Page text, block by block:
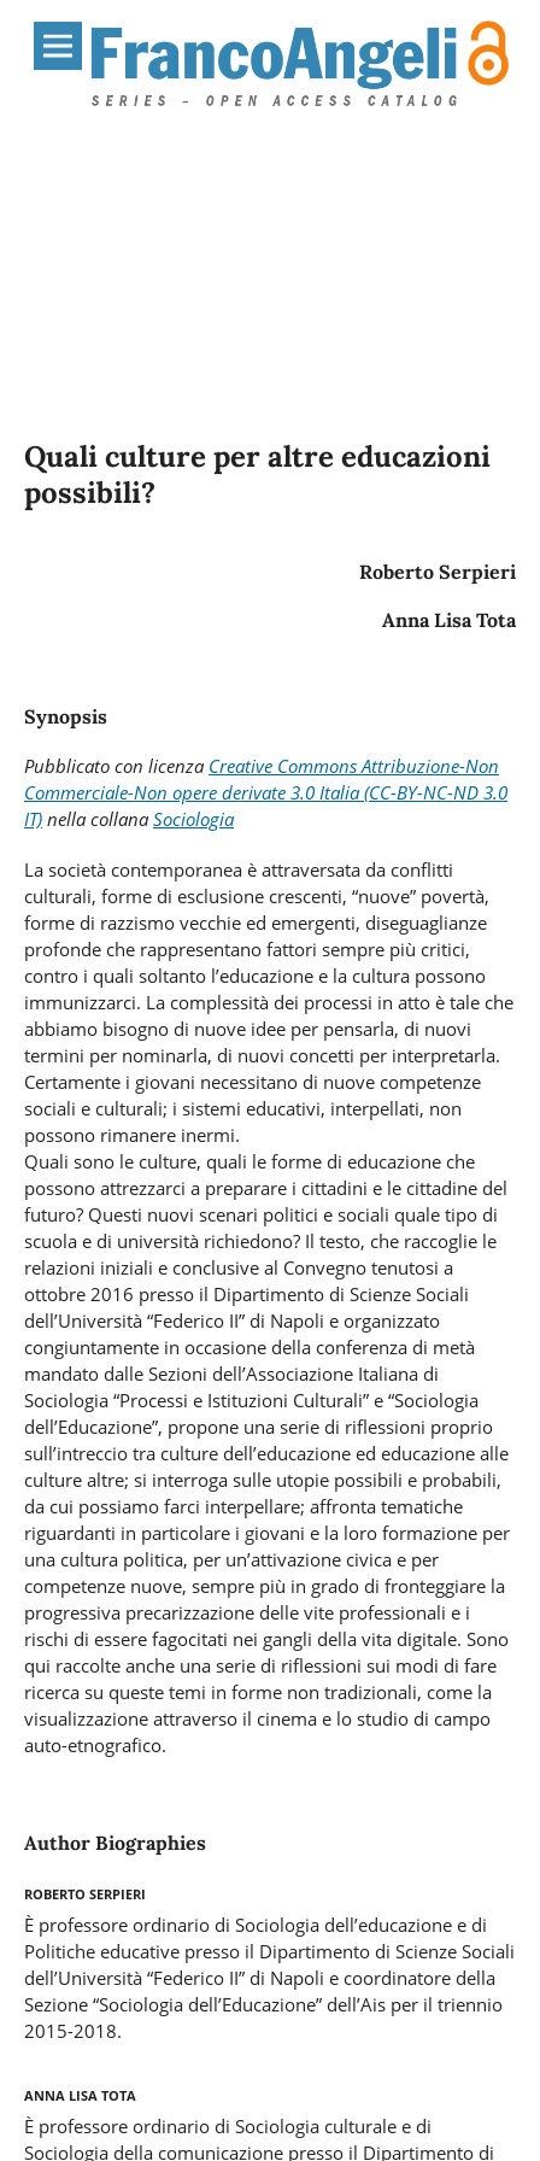
Quali culture per altre educazioni
possibili?
Roberto Serpieri
Anna Lisa Tota
Synopsis
Pubblicato con licenza Creative Commons Attribuzione-Non
Commerciale-Non opere derivate 3.0 Italia (CC-BY-NC-ND 3.0
IT)nella collana Sociologia
La società contemporanea è attraversata da conflitti
culturali, forme di esclusione crescenti, “nuove” povertà,
forme di razzismo vecchie ed emergenti, diseguaglianze
profonde che rappresentano fattori sempre più critici,
contro i quali soltanto l’educazione e la cultura possono
immunizzarci. La complessità dei processi in atto è tale che
abbiamo bisogno di nuove idee per pensarla, di nuovi
termini per nominarla, di nuovi concetti per interpretarla.
Certamente i giovani necessitano di nuove competenze
sociali e culturali; i sistemi educativi, interpellati, non
possono rimanere inermi.
Quali sono le culture, quali le forme di educazione che
possono attrezzarci a preparare i cittadini e le cittadine del
futuro? Questi nuovi scenari politici e sociali quale tipo di
scuola e di università richiedono? Il testo, che raccoglie le
relazioni iniziali e conclusive al Convegno tenutosi a
ottobre 2016 presso il Dipartimento di Scienze Sociali
dell’Università “Federico II” di Napoli e organizzato
congiuntamente in occasione della conferenza di metà
mandato dalle Sezioni dell’Associazione Italiana di
Sociologia “Processi e Istituzioni Culturali” e “Sociologia
dell’Educazione”, propone una serie di riflessioni proprio
sull’intreccio tra culture dell’educazione ed educazione alle
culture altre; si interroga sulle utopie possibili e probabili,
da cui possiamo farci interpellare; affronta tematiche
riguardanti in particolare i giovani e la loro formazione per
una cultura politica, per un’attivazione civica e per
competenze nuove, sempre più in grado di fronteggiare la
progressiva precarizzazione delle vite professionali e i
rischi di essere fagocitati nei gangli della vita digitale. Sono
qui raccolte anche una serie di riflessioni sui modi di fare
ricerca su queste temi in forme non tradizionali, come la
visualizzazione attraverso il cinema e lo studio di campo
auto-etnografico.
Author Biographies
Roberto Serpieri
È professore ordinario di Sociologia dell’educazione e di
Politiche educative presso il Dipartimento di Scienze Sociali
dell’Università “Federico II” di Napoli e coordinatore della
Sezione “Sociologia dell’Educazione” dell’Ais per il triennio
2015-2018.
Anna Lisa Tota
È professore ordinario di Sociologia culturale e di
Sociologia della comunicazione presso il Dipartimento di